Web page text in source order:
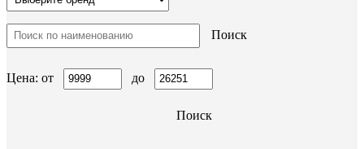
Поиск
Цена: от до
Поиск